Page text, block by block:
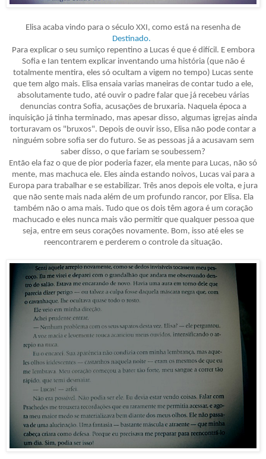
Elisa acaba vindo para o século XXI, como está na resenha de
Destinado.
Para explicar o seu sumiço repentino a Lucas é que é difícil. E embora
Sofia e Ian tentem explicar inventando uma história (que não é
totalmente mentira, eles só ocultam a vigem no tempo) Lucas sente
que tem algo mais. Elisa ensaia varias maneiras de contar tudo a ele,
absolutamente tudo, até ouvir o padre falar que já recebeu várias
denuncias contra Sofia, acusações de bruxaria. Naquela época a
inquisição já tinha terminado, mas apesar disso, algumas igrejas ainda
torturavam os "bruxos". Depois de ouvir isso, Elisa não pode contar a
ninguém sobre sofia ser do futuro. Se as pessoas já a acusavam sem
saber disso, o que fariam se soubessem?
Então ela faz o que de pior poderia fazer, ela mente para Lucas, não só
mente, mas machuca ele. Eles ainda estando noivos, Lucas vai para a
Europa para trabalhar e se estabilizar. Três anos depois ele volta, e jura
que não sente mais nada além de um profundo rancor, por Elisa. Ela
também não o ama mais. Tudo que os dois têm agora é um coração
machucado e eles nunca mais vão permitir que qualquer pessoa que
seja, entre em seus corações novamente. Bom, isso até eles se
reencontrarem e perderem o controle da situação.